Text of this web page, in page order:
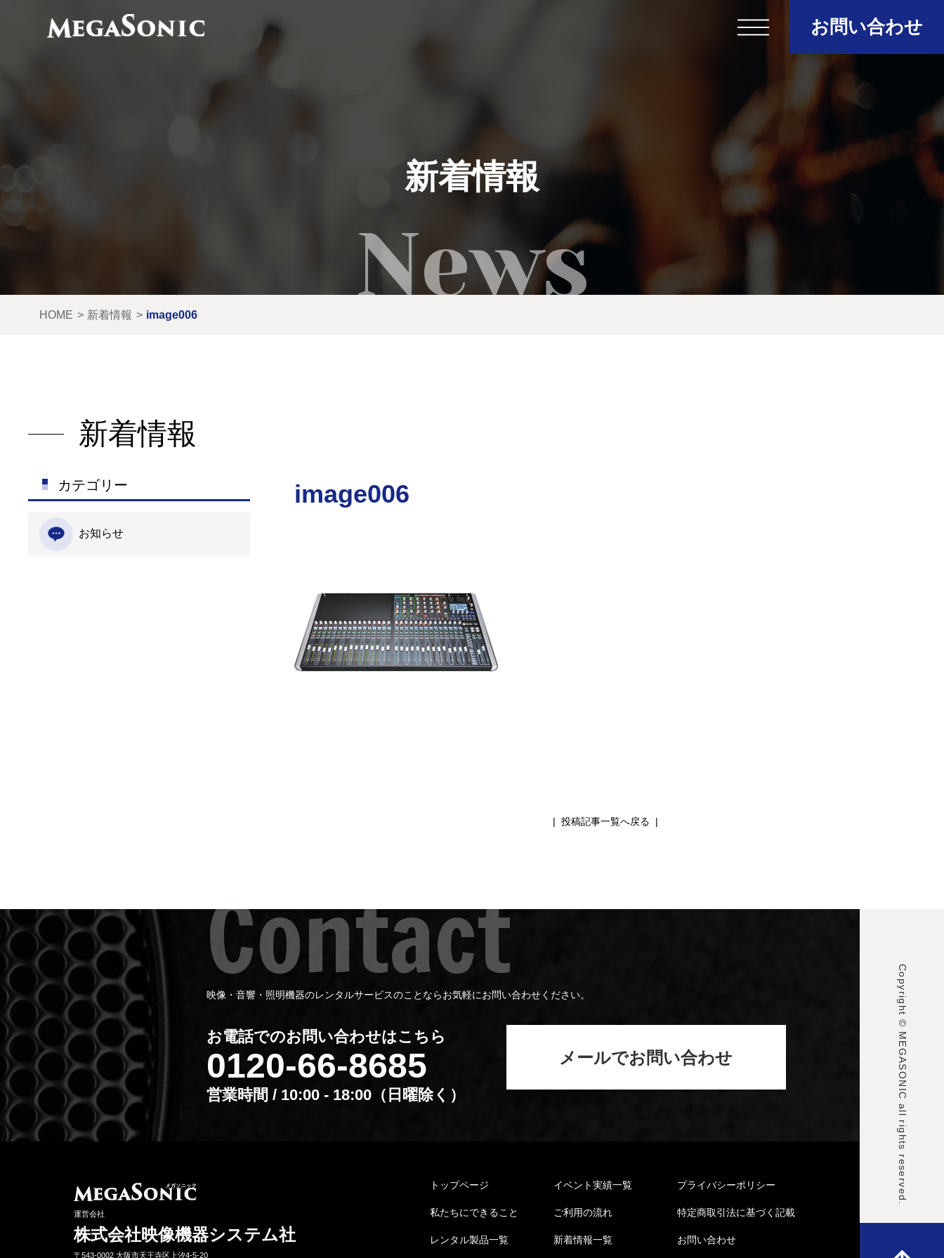
イベント実績
レンタル製品
ご利用の流れ
お問い合わせ
新着情報
HOME 新着情報 image006
新着情報
カテゴリー
お知らせ
image006
| 投稿記事一覧へ戻る |
映像・音響・照明機器のレンタルサービスのことならお気軽にお問い合わせください。
お電話でのお問い合わせはこちら
0120-66-8685
営業時間 / 10:00 - 18:00（⽇曜除く）
メールでお問い合わせ
運営会社
株式会社映像機器システム社
〒543-0002 ⼤阪市天王寺区上汐4-5-20
トップページ
私たちにできること
レンタル製品⼀覧
イベント実績⼀覧
ご利⽤の流れ
新着情報⼀覧
プライバシーポリシー
特定商取引法に基づく記載
お問い合わせ
Copyright © MEGASONIC all rights reserved.